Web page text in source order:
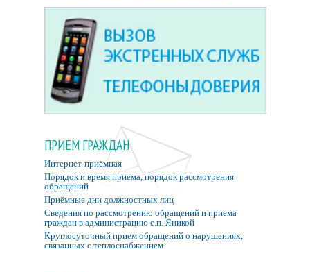
ПРИЕМ ГРАЖДАН
Интернет-приёмная
Порядок и время приема, порядок рассмотрения
обращений
Приёмные дни должностных лиц
Сведения по рассмотрению обращений и приема
граждан в администрацию с.п. Яникой
Круглосуточный прием обращений о нарушениях,
связанных с теплоснабжением